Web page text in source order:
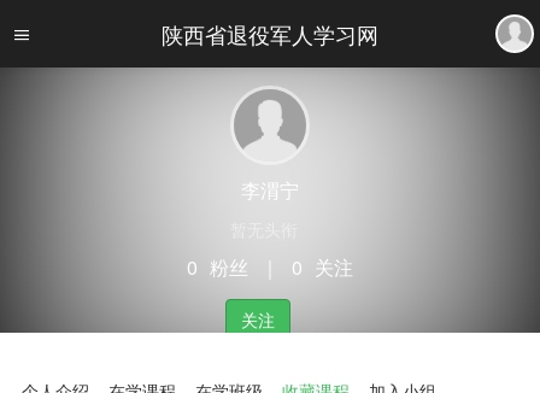
陕西省退役军人学习网
李渭宁
0 粉丝 0 关注
关注